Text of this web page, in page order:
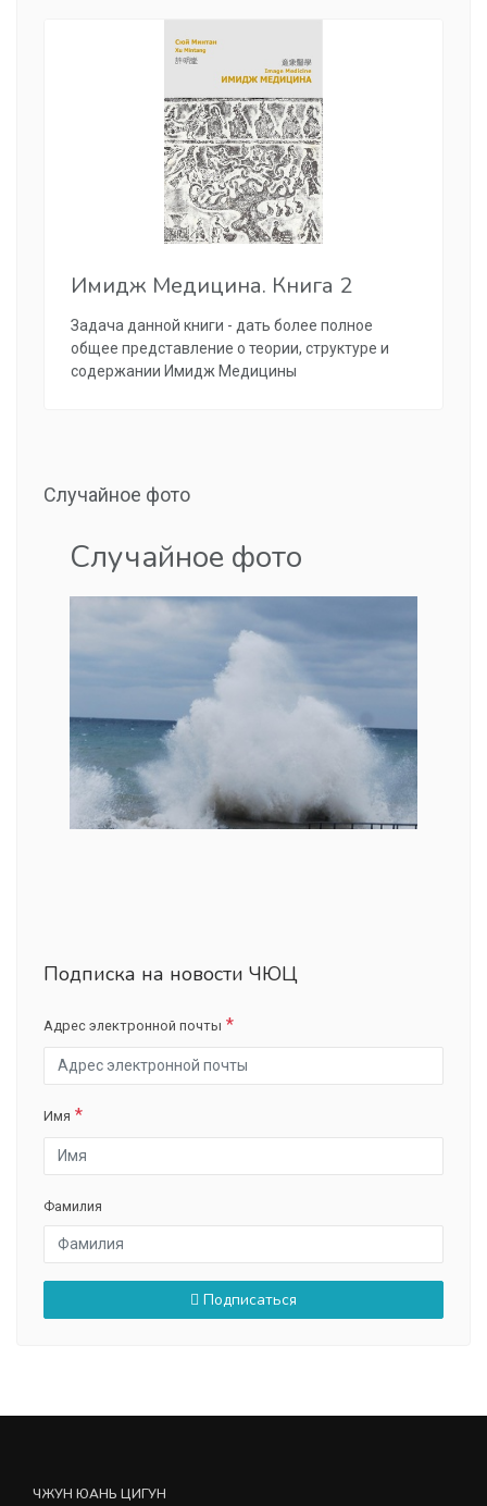
Имидж Медицина. Книга 2
Задача данной книги - дать более полное
общее представление о теории, структуре и
содержании Имидж Медицины
Случайное фото
Случайное фото
Подписка на новости ЧЮЦ
Адрес электронной почты
Имя
Фамилия
Подписаться
ЧЖУН ЮАНЬ ЦИГУН